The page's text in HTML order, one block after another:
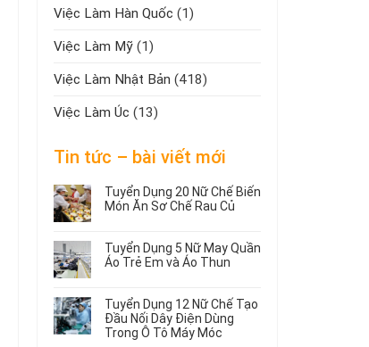
Việc Làm Hàn Quốc (1)
Việc Làm Mỹ (1)
Việc Làm Nhật Bản (418)
Việc Làm Úc (13)
Tin tức – bài viết mới
Tuyển Dụng 20 Nữ Chế Biến
Món Ăn Sơ Chế Rau Củ
có
bình
luận
Tuyển
Dụng
20
Nữ
Tuyển Dụng 5 Nữ May Quần
Áo Trẻ Em và Áo Thun
có
bình
luận
ở
Tuyển Dụng 12 Nữ Chế Tạo
Đầu Nối Dây Điện Dùng
Trong Ô Tô Máy Móc